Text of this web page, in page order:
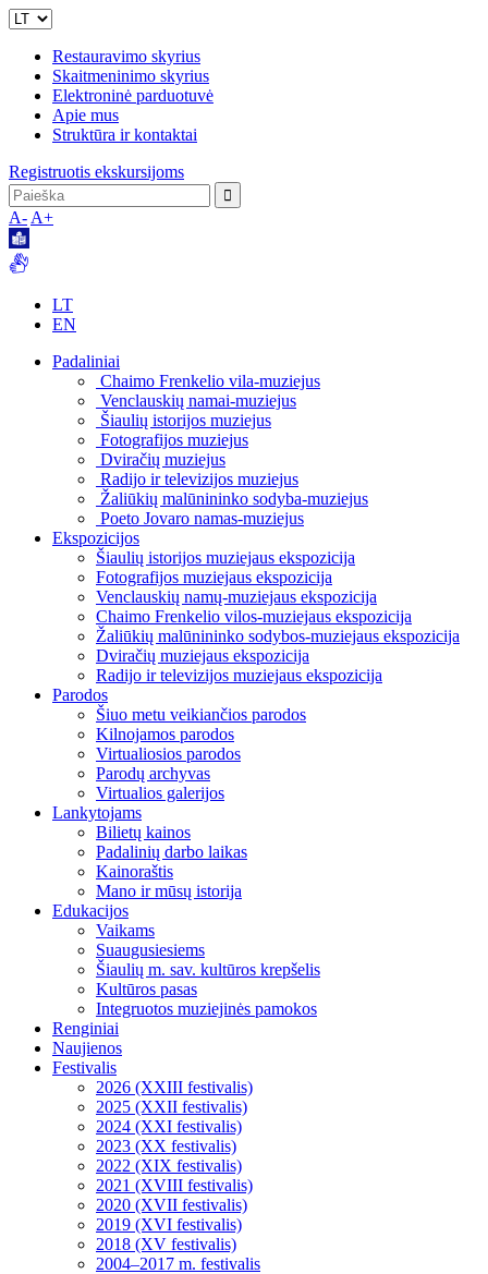
Restauravimo skyrius
Skaitmeninimo skyrius
Elektroninė parduotuvė
Apie mus
Struktūra ir kontaktai
Registruotis ekskursijoms
A- A+
LT
EN
Padaliniai
Chaimo Frenkelio vila-muziejus
Venclauskių namai-muziejus
Šiaulių istorijos muziejus
Fotografijos muziejus
Dviračių muziejus
Radijo ir televizijos muziejus
Žaliūkių malūnininko sodyba-muziejus
Poeto Jovaro namas-muziejus
Ekspozicijos
Šiaulių istorijos muziejaus ekspozicija
Fotografijos muziejaus ekspozicija
Venclauskių namų-muziejaus ekspozicija
Chaimo Frenkelio vilos-muziejaus ekspozicija
Žaliūkių malūnininko sodybos-muziejaus ekspozicija
Dviračių muziejaus ekspozicija
Radijo ir televizijos muziejaus ekspozicija
Parodos
Šiuo metu veikiančios parodos
Kilnojamos parodos
Virtualiosios parodos
Parodų archyvas
Virtualios galerijos
Lankytojams
Bilietų kainos
Padalinių darbo laikas
Kainoraštis
Mano ir mūsų istorija
Edukacijos
Vaikams
Suaugusiesiems
Šiaulių m. sav. kultūros krepšelis
Kultūros pasas
Integruotos muziejinės pamokos
Renginiai
Naujienos
Festivalis
2026 (XXIII festivalis)
2025 (XXII festivalis)
2024 (XXI festivalis)
2023 (XX festivalis)
2022 (XIX festivalis)
2021 (XVIII festivalis)
2020 (XVII festivalis)
2019 (XVI festivalis)
2018 (XV festivalis)
2004–2017 m. festivalis